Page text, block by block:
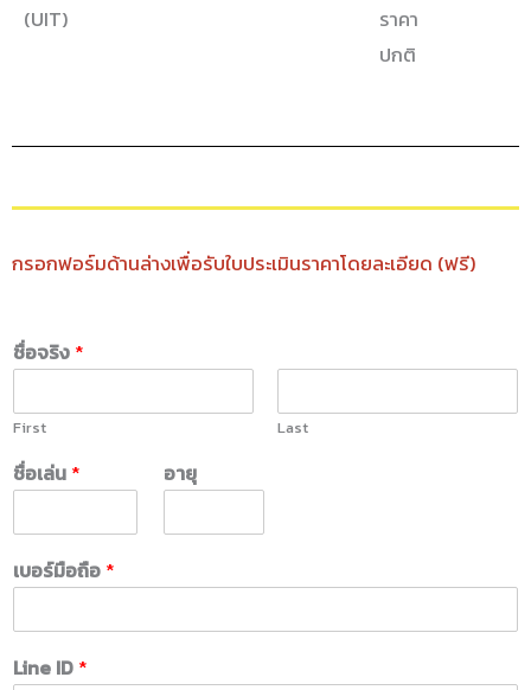
(UIT)
ราคา
ปกติ
กรอกฟอร์มด้านล่างเพื่อรับใบประเมินราคาโดยละเอียด (ฟรี)
ชื่อจริง *
First Last
ชื่อเล่น * อายุ
เบอร์มือถือ *
Line ID *